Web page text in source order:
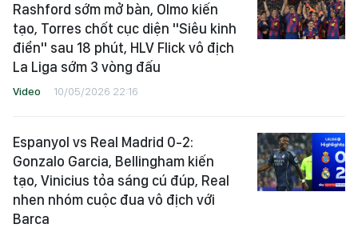
Rashford sớm mở bàn, Olmo kiến
tạo, Torres chốt cục diện "Siêu kinh
điển" sau 18 phút, HLV Flick vô địch
La Liga sớm 3 vòng đấu
Video 10/05/2026 22:16
Espanyol vs Real Madrid 0-2:
Gonzalo Garcia, Bellingham kiến
tạo, Vinicius tỏa sáng cú đúp, Real
nhen nhóm cuộc đua vô địch với
Barca